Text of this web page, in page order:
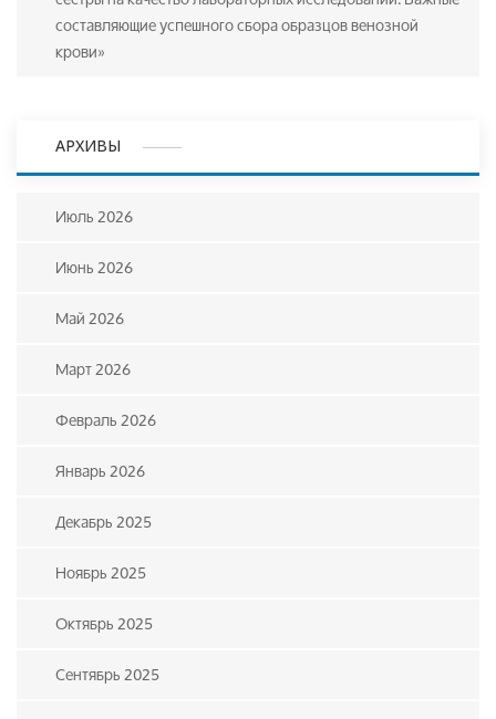
составляющие успешного сбора образцов венозной
крови»
АРХИВЫ
Июль 2026
Июнь 2026
Май 2026
Март 2026
Февраль 2026
Январь 2026
Декабрь 2025
Ноябрь 2025
Октябрь 2025
Сентябрь 2025